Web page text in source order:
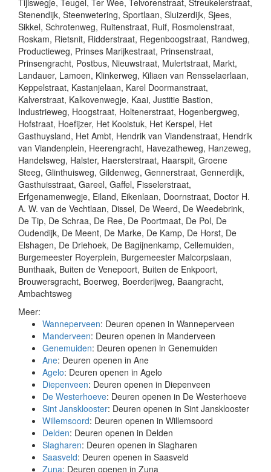
Tijlswegje, Teugel, Ter Wee, Telvorenstraat, Streukelerstraat,
Stenendijk, Steenwetering, Sportlaan, Sluizerdijk, Sjees,
Sikkel, Schrotenweg, Ruitenstraat, Ruif, Rosmolenstraat,
Roskam, Rietsnit, Ridderstraat, Regenboogstraat, Randweg,
Productieweg, Prinses Marijkestraat, Prinsenstraat,
Prinsengracht, Postbus, Nieuwstraat, Mulertstraat, Markt,
Landauer, Lamoen, Klinkerweg, Kiliaen van Rensselaerlaan,
Keppelstraat, Kastanjelaan, Karel Doormanstraat,
Kalverstraat, Kalkovenwegje, Kaai, Justitie Bastion,
Industrieweg, Hoogstraat, Holtenerstraat, Hogenbergweg,
Hofstraat, Hoefijzer, Het Kooistuk, Het Kerspel, Het
Gasthuysland, Het Ambt, Hendrik van Viandenstraat, Hendrik
van Viandenplein, Heerengracht, Havezatheweg, Hanzeweg,
Handelsweg, Halster, Haersterstraat, Haarspit, Groene
Steeg, Glinthuisweg, Gildenweg, Gennerstraat, Gennerdijk,
Gasthuisstraat, Gareel, Gaffel, Fisselerstraat,
Erfgenamenwegje, Eiland, Eikenlaan, Doornstraat, Doctor H.
A. W. van de Vechtlaan, Dissel, De Weerd, De Weedebrink,
De Tip, De Schraa, De Ree, De Poortmaat, De Pol, De
Oudendijk, De Meent, De Marke, De Kamp, De Horst, De
Elshagen, De Driehoek, De Bagijnenkamp, Cellemuiden,
Burgemeester Royerplein, Burgemeester Malcorpslaan,
Bunthaak, Buiten de Venepoort, Buiten de Enkpoort,
Brouwersgracht, Boerweg, Boerderijweg, Baangracht,
Ambachtsweg
Meer:
Wanneperveen: Deuren openen in Wanneperveen
Manderveen: Deuren openen in Manderveen
Genemuiden: Deuren openen in Genemuiden
Ane: Deuren openen in Ane
Agelo: Deuren openen in Agelo
Diepenveen: Deuren openen in Diepenveen
De Westerhoeve: Deuren openen in De Westerhoeve
Sint Jansklooster: Deuren openen in Sint Jansklooster
Willemsoord: Deuren openen in Willemsoord
Delden: Deuren openen in Delden
Slagharen: Deuren openen in Slagharen
Saasveld: Deuren openen in Saasveld
Zuna: Deuren openen in Zuna